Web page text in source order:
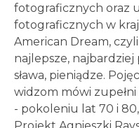
fotograficznych oraz
fotograficznych w
American Dream,
najlepsze, najbardziej
sława, pieniądze.
widzom mówi
- pokoleniu lat 70 i
Projekt Agnieszki